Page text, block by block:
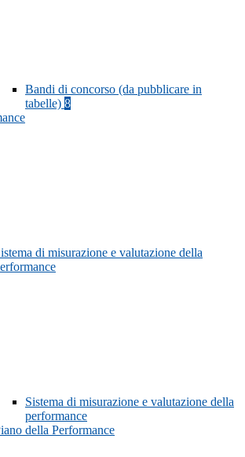
Bandi di concorso (da pubblicare in
tabelle) 8
di misurazione e valutazione della
Sistema di misurazione e valutazione della
performance
della Performance